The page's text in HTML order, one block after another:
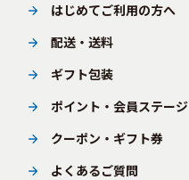
はじめてご利用の方へ
配送・送料
ギフト包装
ポイント・会員ステージ
クーポン・ギフト券
よくあるご質問